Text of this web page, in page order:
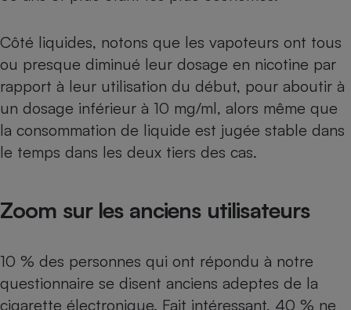
Côté liquides, notons que les vapoteurs ont tous
ou presque diminué leur dosage en nicotine par
rapport à leur utilisation du début, pour aboutir à
un dosage inférieur à 10 mg/ml, alors même que
la consommation de liquide est jugée stable dans
le temps dans les deux tiers des cas.
Zoom sur les anciens utilisateurs
10 % des personnes qui ont répondu à notre
questionnaire se disent anciens adeptes de la
cigarette électronique. Fait intéressant, 40 % ne